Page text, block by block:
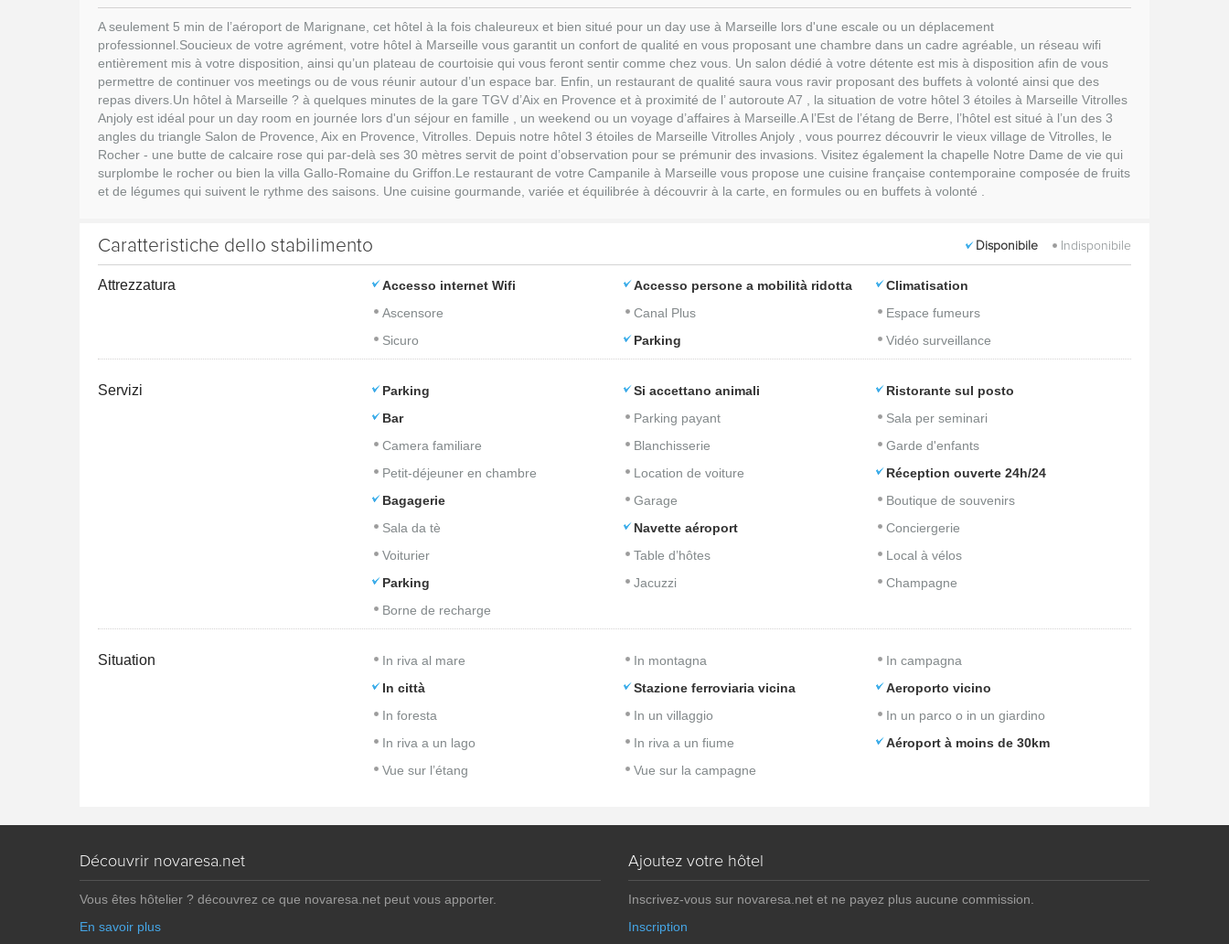
A seulement 5 min de l’aéroport de Marignane, cet hôtel à la fois chaleureux et bien situé pour un day use à Marseille lors d'une escale ou un déplacement
professionnel.Soucieux de votre agrément, votre hôtel à Marseille vous garantit un confort de qualité en vous proposant une chambre dans un cadre agréable, un réseau wifi
entièrement mis à votre disposition, ainsi qu’un plateau de courtoisie qui vous feront sentir comme chez vous. Un salon dédié à votre détente est mis à disposition afin de vous
permettre de continuer vos meetings ou de vous réunir autour d’un espace bar. Enfin, un restaurant de qualité saura vous ravir proposant des buffets à volonté ainsi que des
repas divers.Un hôtel à Marseille ? à quelques minutes de la gare TGV d’Aix en Provence et à proximité de l’ autoroute A7 , la situation de votre hôtel 3 étoiles à Marseille Vitrolles
Anjoly est idéal pour un day room en journée lors d'un séjour en famille , un weekend ou un voyage d’affaires à Marseille.A l’Est de l’étang de Berre, l’hôtel est situé à l’un des 3
angles du triangle Salon de Provence, Aix en Provence, Vitrolles. Depuis notre hôtel 3 étoiles de Marseille Vitrolles Anjoly , vous pourrez découvrir le vieux village de Vitrolles, le
Rocher - une butte de calcaire rose qui par-delà ses 30 mètres servit de point d’observation pour se prémunir des invasions. Visitez également la chapelle Notre Dame de vie qui
surplombe le rocher ou bien la villa Gallo-Romaine du Griffon.Le restaurant de votre Campanile à Marseille vous propose une cuisine française contemporaine composée de fruits
et de légumes qui suivent le rythme des saisons. Une cuisine gourmande, variée et équilibrée à découvrir à la carte, en formules ou en buffets à volonté .
Caratteristiche dello stabilimento Disponibile Indisponibile
Attrezzatura Accesso internet Wifi Accesso persone a mobilità ridotta
Climatisation
Ascensore
Canal Plus
Espace fumeurs
Sicuro
Parking Vidéo surveillance
Servizi Parking Si accettano animali
Ristorante sul posto
Bar
Parking payant
Sala per seminari
Camera familiare
Blanchisserie
Garde d'enfants
Petit-déjeuner en chambre
Location de voiture
Réception ouverte 24h/24
Bagagerie
Garage
Boutique de souvenirs
Sala da tè
Navette aéroport
Conciergerie
Voiturier
Table d’hôtes
Local à vélos
Parking
Jacuzzi
Champagne
Borne de recharge
Situation In riva al mare In montagna
In campagna
In città
Stazione ferroviaria vicina
Aeroporto vicino
In foresta
In un villaggio
In un parco o in un giardino
In riva a un lago
In riva a un fiume
Aéroport à moins de 30km
Vue sur l’étang
Vue sur la campagne
Découvrir novaresa.net
Vous êtes hôtelier ? découvrez ce que novaresa.net peut vous apporter.
En savoir plus
Ajoutez votre hôtel
Inscrivez-vous sur novaresa.net et ne payez plus aucune commission.
Inscription